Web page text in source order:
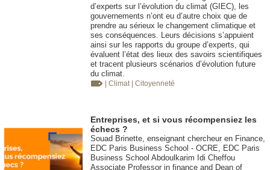
d’experts sur l’évolution du climat (GIEC), les
gouvernements n’ont eu d’autre choix que de
prendre au sérieux le changement climatique et
ses conséquences. Leurs décisions s’appuient
ainsi sur les rapports du groupe d’experts, qui
évaluent l’état des lieux des savoirs scientifiques
et tracent plusieurs scénarios d’évolution future
du climat.
| Climat | Citoyenneté
Entreprises, et si vous récompensiez les
échecs ?
Souad Brinette, enseignant chercheur en Finance,
EDC Paris Business School - OCRE, EDC Paris
Business School Abdoulkarim Idi Cheffou
Associate Professor in finance and Dean of